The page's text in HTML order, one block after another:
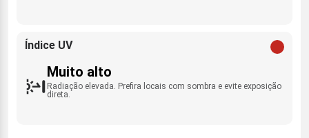
Índice UV
Muito alto
Radiação elevada. Prefira locais com sombra e evite exposição
direta.